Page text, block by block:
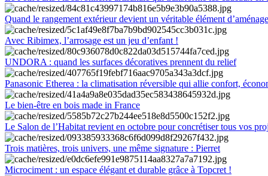
Quand le rangement extérieur devient un véritable élément
Avec Ribimex, l’arrosage est un jeu d’enfant !
UNDORA : quand les surfaces décoratives prennent du relief
Panasonic Etherea : la climatisation réversible qui allie confort,
Le bien-être en bois made in France
Le Salon de l’Habitat revient en octobre pour concrétiser tous vos
Trois matières, trois univers, une même signature : Pierret
Microciment : un espace élégant et durable grâce à Topcret !